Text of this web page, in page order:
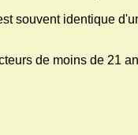
souvent identique
de moins de 21